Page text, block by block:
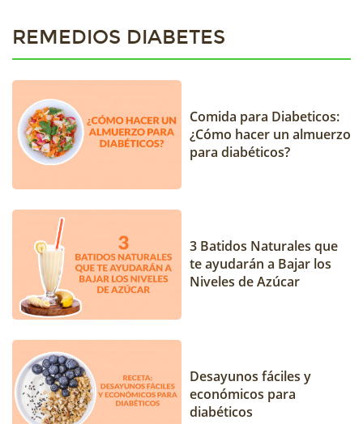
REMEDIOS DIABETES
Comida para Diabeticos:
¿Cómo hacer un almuerzo
para diabéticos?
3 Batidos Naturales que
te ayudarán a Bajar los
Niveles de Azúcar
Desayunos fáciles y
económicos para
diabéticos